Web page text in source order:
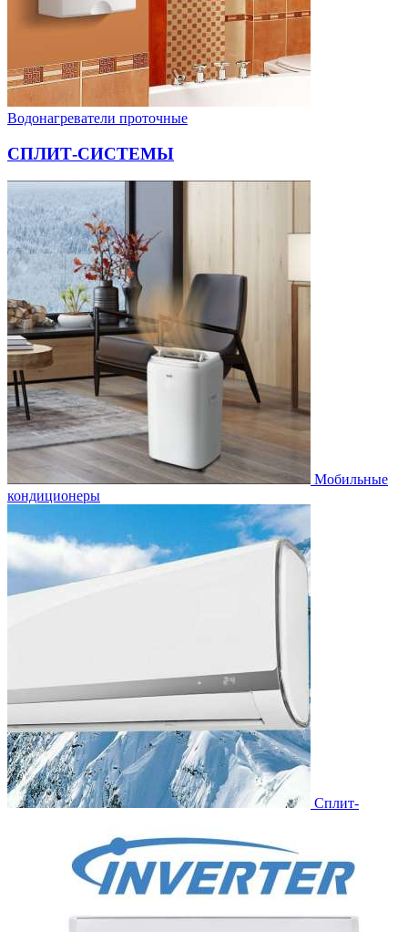
Водонагреватели проточные
СПЛИТ-СИСТЕМЫ
Мобильные
кондиционеры
Сплит-